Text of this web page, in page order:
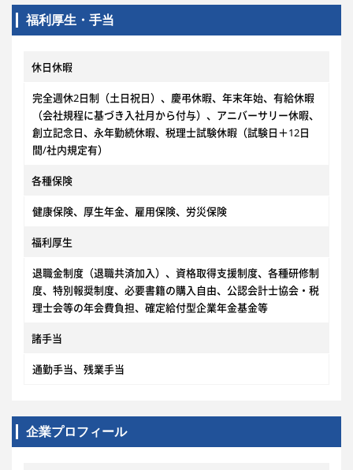
福利厚生・手当
休日休暇
完全週休2日制（土日祝日）、慶弔休暇、年末年始、有給休暇
（会社規程に基づき入社月から付与）、アニバーサリー休暇、
創立記念日、永年勤続休暇、税理士試験休暇（試験日＋12日
間/社内規定有）
各種保険
健康保険、厚生年金、雇用保険、労災保険
福利厚生
退職金制度（退職共済加入）、資格取得支援制度、各種研修制
度、特別報奨制度、必要書籍の購入自由、公認会計士協会・税
理士会等の年会費負担、確定給付型企業年金基金等
諸手当
通勤手当、残業手当
企業プロフィール